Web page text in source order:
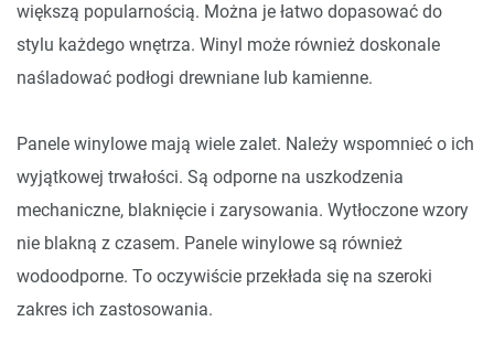
większą popularnością. Można je łatwo dopasować do
stylu każdego wnętrza. Winyl może również doskonale
naśladować podłogi drewniane lub kamienne.
Panele winylowe mają wiele zalet. Należy wspomnieć o ich
wyjątkowej trwałości. Są odporne na uszkodzenia
mechaniczne, blaknięcie i zarysowania. Wytłoczone wzory
nie blakną z czasem. Panele winylowe są również
wodoodporne. To oczywiście przekłada się na szeroki
zakres ich zastosowania.